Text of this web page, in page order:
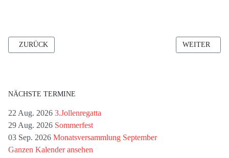
VORHERIGER BEITRAG: FOTOWETTBEWERB/ BORDBUCH/
ZURÜCK NÄCHSTER
WEITER
NÄCHSTE TERMINE
22 Aug. 2026 3.Jollenregatta
29 Aug. 2026 Sommerfest
03 Sep. 2026 Monatsversammlung September
Ganzen Kalender ansehen